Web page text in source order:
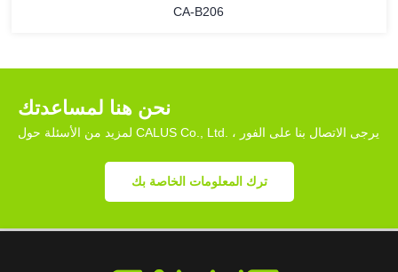
CA-B206
نحن هنا لمساعدتك
لمزيد من الأسئلة حول CALUS Co., Ltd. ، يرجى الاتصال بنا على الفور
ترك المعلومات الخاصة بك